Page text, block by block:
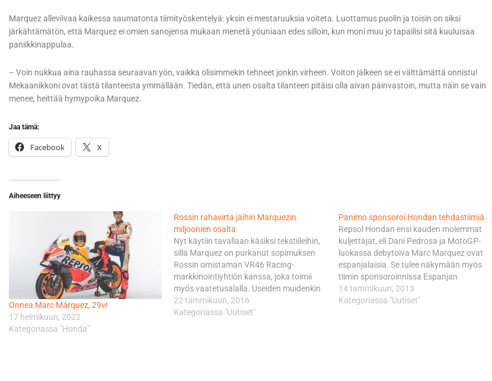
Marquez alleviivaa kaikessa saumatonta tiimityöskentelyä: yksin ei mestaruuksia voiteta. Luottamus puolin ja toisin on siksi
järkähtämätön, että Marquez ei omien sanojensa mukaan menetä yöuniaan edes silloin, kun moni muu jo tapailisi sitä kuuluisaa
paniikkinappulaa.
– Voin nukkua aina rauhassa seuraavan yön, vaikka olisimmekin tehneet jonkin virheen. Voiton jälkeen se ei välttämättä onnistu!
Mekaanikkoni ovat tästä tilanteesta ymmällään. Tiedän, että unen osalta tilanteen pitäisi olla aivan päinvastoin, mutta näin se vain
menee, heittää hymypoika Marquez.
Jaa tämä:
Facebook X
Aiheeseen liittyy
Onnea Marc Márquez, 29v!
17 helmikuun, 2022
Kategoriassa "Honda"
Rossin rahavirta jäihin Marquezin
miljoonien osalta
Nyt käytiin tavallaan käsiksi tekstiileihin,
sillä Marquez on purkanut sopimuksen
Rossin omistaman VR46 Racing-
markkinointiyhtiön kanssa, joka toimii
myös vaatetusalalla. Useiden muidenkin
kuljettajien ja tästä vuodesta lähtien
myös Yamahan tehdastallin kanssa
22 tammikuun, 2016
Kategoriassa "Uutiset"
Panimo sponsoroi Hondan tehdastiimiä
Repsol Hondan ensi kauden molemmat
kuljettajat, eli Dani Pedrosa ja MotoGP-
luokassa debytoiva Marc Marquez ovat
espanjalaisia. Se tulee näkymään myös
tiimin sponsoroinnissa Espanjan
vaikeasta taloudellisesta tilanteesta
huolimatta. Tiimin uudeksi
14 tammikuun, 2013
Kategoriassa "Uutiset"